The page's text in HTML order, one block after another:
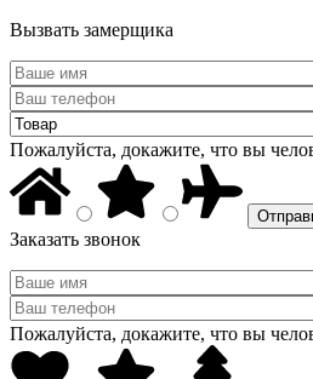
Вызвать замерщика
Пожалуйста, докажите, что вы
Заказать звонок
Пожалуйста, докажите, что вы